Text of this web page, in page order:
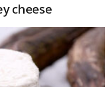
cheese